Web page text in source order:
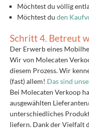
Möchtest du völlig
Möchtest du den
Schritt 4. Betreut
Der Erwerb eines
Wir von Molecaten
diesem Prozess. Wir
(fast) allem! Das sind
Bei Molecaten Verkoop
ausgewählten
unterschiedliches
liefern. Dank der Vielfalt